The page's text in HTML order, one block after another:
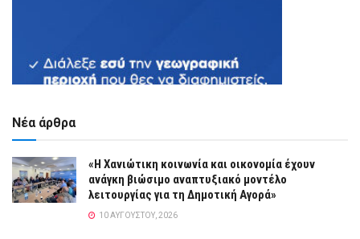
Νέα άρθρα
«Η Χανιώτικη κοινωνία και οικονομία έχουν
ανάγκη βιώσιμο αναπτυξιακό μοντέλο
λειτουργίας για τη Δημοτική Αγορά»
10 ΑΥΓΟΎΣΤΟΥ, 2026